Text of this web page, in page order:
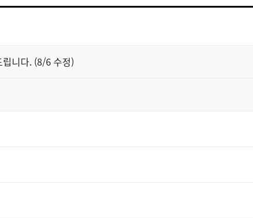
니다. (8/6 수정)